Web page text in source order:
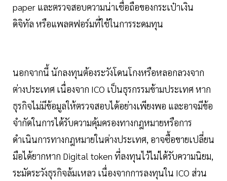
paper และตรวจสอบความน่าเชื่อถือของกระเป๋าเงิน
ดิจิทัล หรือแพลตฟอร์มที่ใช้ในการระดมทุน
นอกจากนี้ นักลงทุนต้องระวังโดนโกงหรือหลอกลวงจาก
ต่างประเทศ เนื่องจาก ICO เป็นธุรกรรมข้ามประเทศ หาก
ธุรกิจไม่มีข้อมูลให้ตรวจสอบได้อย่างเพียงพอ และอาจมีข้อ
จำกัดในการได้รับความคุ้มครองทางกฎหมายหรือการ
ดำเนินการทางกฎหมายในต่างประเทศ, อาจซื้อขายเปลี่ยน
มือได้ยากหาก Digital token ที่ลงทุนไว้ไม่ได้รับความนิยม,
ระมัดระวังธุรกิจล้มเหลว เนื่องจากการลงทุนใน ICO ส่วน